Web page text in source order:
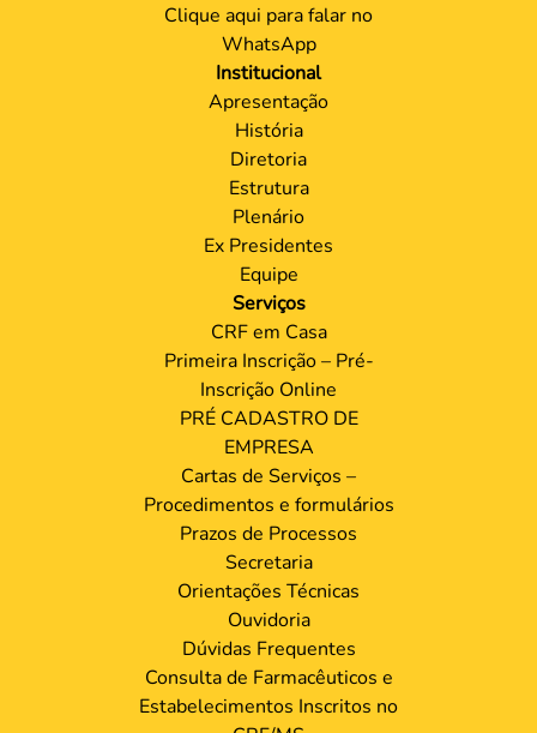
Clique aqui para falar no
WhatsApp
Institucional
Apresentação
História
Diretoria
Estrutura
Plenário
Ex Presidentes
Equipe
Serviços
CRF em Casa
Primeira Inscrição – Pré-
Inscrição Online
PRÉ CADASTRO DE
EMPRESA
Cartas de Serviços –
Procedimentos e formulários
Prazos de Processos
Secretaria
Orientações Técnicas
Ouvidoria
Dúvidas Frequentes
Consulta de Farmacêuticos e
Estabelecimentos Inscritos no